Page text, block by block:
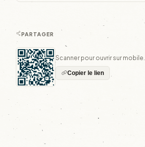
PARTAGER
Scanner pour ouvrir sur mobile.
Copier le lien